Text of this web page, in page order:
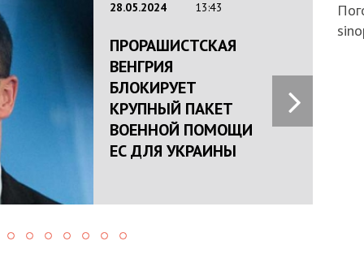
28.05.2024 13:43
ПРОРАШИСТСКАЯ
ВЕНГРИЯ
БЛОКИРУЕТ
КРУПНЫЙ ПАКЕТ
ВОЕННОЙ ПОМОЩИ
ЕС ДЛЯ УКРАИНЫ